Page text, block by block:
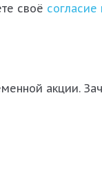
своё согласие
акции.